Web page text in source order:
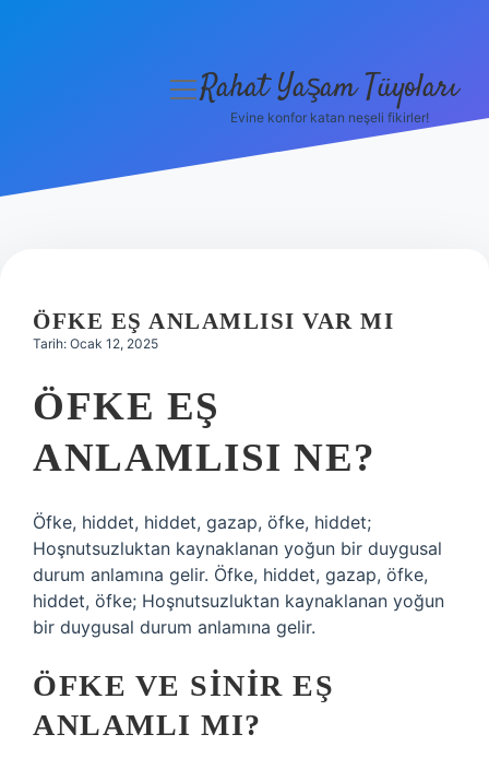
Hakkımızda
menüyü
Rahat Yaşam Tüyoları
Evine konfor katan neşeli fikirler!
ÖFKE EŞ ANLAMLISI VAR MI
Tarih: Ocak 12, 2025
ÖFKE EŞ
ANLAMLISI NE?
Öfke, hiddet, hiddet, gazap, öfke, hiddet;
Hoşnutsuzluktan kaynaklanan yoğun bir duygusal
durum anlamına gelir. Öfke, hiddet, gazap, öfke,
hiddet, öfke; Hoşnutsuzluktan kaynaklanan yoğun
bir duygusal durum anlamına gelir.
ÖFKE VE SINIR EŞ
ANLAMLI MI?